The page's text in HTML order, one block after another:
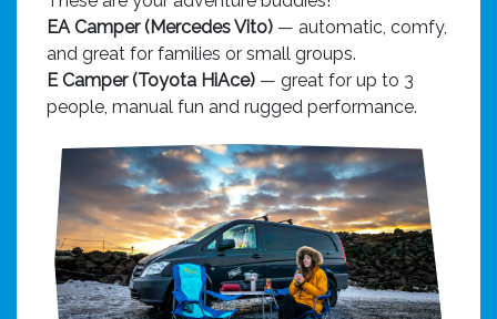
EA Camper (Mercedes Vito) — automatic, comfy,
and great for families or small groups.
E Camper (Toyota HiAce) — great for up to 3
people, manual fun and rugged performance.